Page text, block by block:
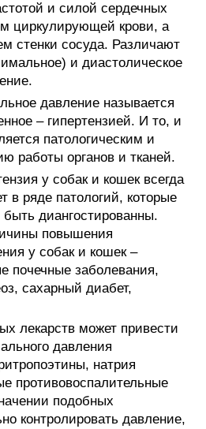
и силой сердечных
циркулирующей крови, а
стенки сосуда. Различают
и диастолическое
давление называется
– гипертензией. И то, и
патологическим и
работы органов и тканей.
у собак и кошек всегда
в ряде патологий, которые
диангостированны.
повышения
у собак и кошек –
почечные заболевания,
сахарный диабет,
лекарств может привести
давления
натрия
противовоспалительные
подобных
контролировать давление,